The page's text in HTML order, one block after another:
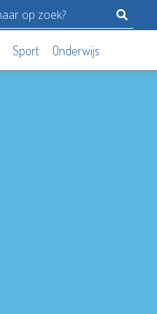
Sport Onderwijs